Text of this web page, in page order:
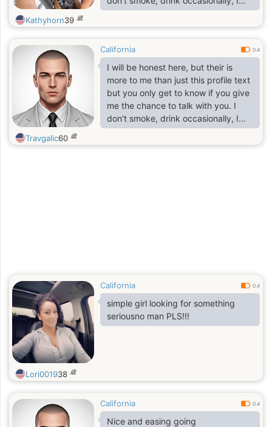
have a son who mean so much to
me though his grown up and live
friends says am cool, understanding,
friendly,jovial, loyal and trustworthy.
I am a true reflection of good life, I
am respectful and extremely patient
mostly when it comes to handling
man.
Kathyhorn39 歳
California 0.4
I will be honest here, but their is
more to me than just this profile text
but you only get to know if you give
me the chance to talk with you. I
don't smoke, drink occasionally, I
have a son who mean so much to
me though his grown up and live
Travgalic60 歳
California 0.4
simple girl looking for something
seriousno man PLS!!!
Lori001938 歳
California 0.4
Nice and easing going